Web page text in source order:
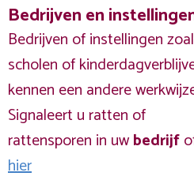
Bedrijven en
Bedrijven of instellingen
scholen of
kennen een andere
Signaleert u ratten of
rattensporen in uwbedrijf
hier